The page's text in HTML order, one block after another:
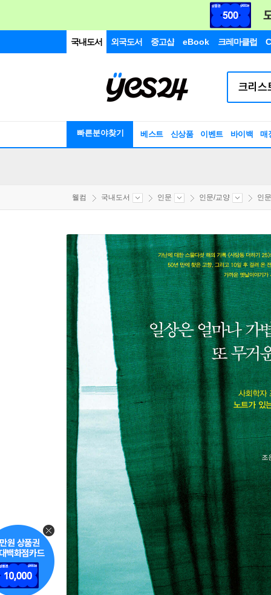
국내도서 외국도서 중고샵 eBook 크레마클럽
빠른분야찾기 베스트 신상품 이벤트 바이백 매
웰컴 국내도서 인문 인문/교양 인